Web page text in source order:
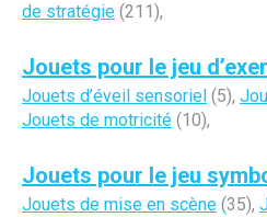
de stratégie (211),
Jouets pour le jeu
Jouets d’éveil sensoriel (5),
Jouets de motricité (10),
Jouets pour le jeu
Jouets de mise en scène (35),